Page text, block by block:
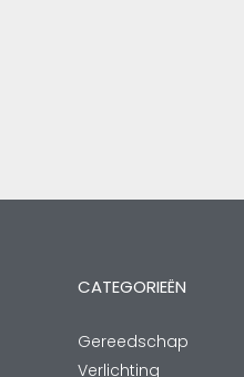
CATEGORIEËN
Gereedschap
Verlichting